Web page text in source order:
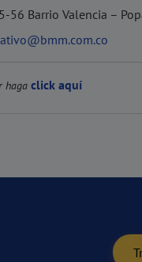
56 Barrio Valencia –
haga click aquí